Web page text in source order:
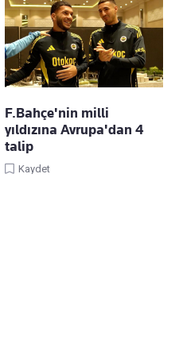
F.Bahçe'nin milli
yıldızına Avrupa'dan 4
talip
Kaydet